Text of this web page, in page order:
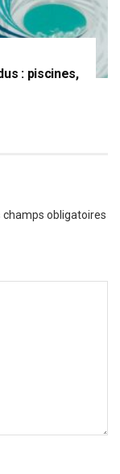
: piscines,
champs obligatoires